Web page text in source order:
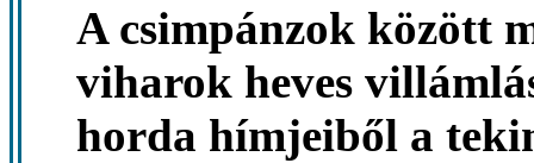
A csimpánzok között
viharok heves
horda hímjeiből a